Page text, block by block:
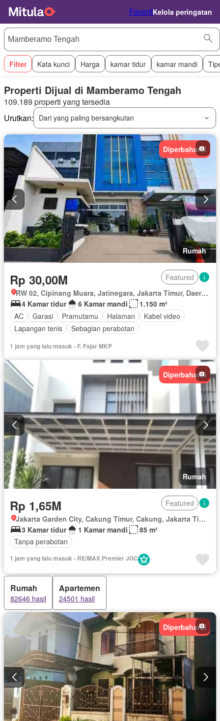
FavoritKelola peringatan
Filter Kata kunci Harga kamar tidur kamar mandi
Properti Dijual di Mamberamo Tengah
109.189 properti yang tersedia
Urutkan:
Dari yang paling bersangkutan
Diperbaharui
Rumah
Rp 30,00M
Featured
RW 02, Cipinang Muara, Jatinegara, Jakarta Timur, Daerah Khusus Ibukota Jakarta
4 Kamar tidur
6 Kamar mandi
1.150 m²
AC
Garasi Pramutamu Halaman
Kabel video
Lapangan tenis
Sebagian perabotan
1 jam yang lalu masuk - F. Fajar MKP
Diperbaharui
Rumah
Rp 1,65M
Featured
Jakarta Garden City, Cakung Timur, Cakung, Jakarta Timur, Daerah Khusus Ibukota Jakarta
3 Kamar tidur
1 Kamar mandi
85 m²
Tanpa perabotan
1 jam yang lalu masuk - RE/MAX Premier JGC
Rumah
82646 hasil
Apartemen
24501 hasil
Diperbaharui